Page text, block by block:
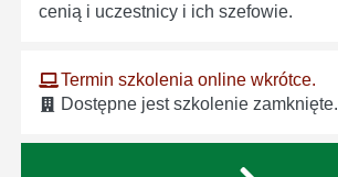
cenią i uczestnicy i ich szefowie.
Termin szkolenia online wkrótce.
Dostępne jest szkolenie zamknięte.